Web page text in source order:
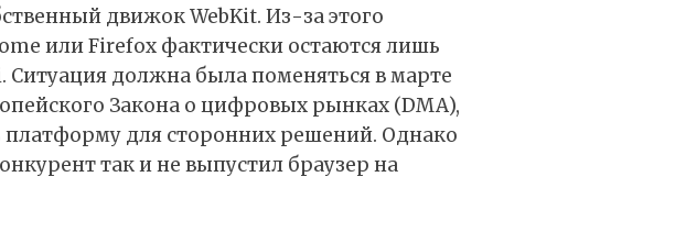
движок WebKit. Из-за этого
или Firefox фактически остаются лишь
должна была поменяться в марте
Закона о цифровых рынках (DMA),
для сторонних решений. Однако
так и не выпустил браузер на